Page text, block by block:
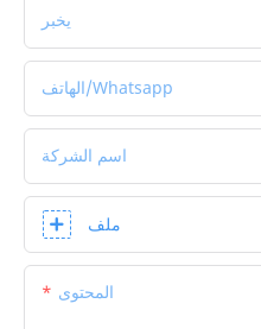
يخبر
الهاتف/whatsapp
اسم الشركة
ملف
المحتوى